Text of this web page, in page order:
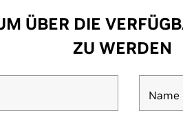
ÜBER DIE
ZU WERDEN